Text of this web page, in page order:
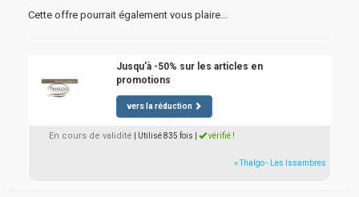
Cette offre pourrait également vous plaire...
Jusqu'à -50% sur les articles en
promotions
vers la réduction
En cours de validité | Utilisé 835 fois vérifié !
» Thalgo - Les Issambres